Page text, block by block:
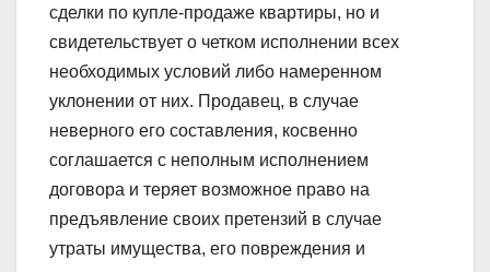
сделки по купле-продаже квартиры, но и
свидетельствует о четком исполнении всех
необходимых условий либо намеренном
уклонении от них. Продавец, в случае
неверного его составления, косвенно
соглашается с неполным исполнением
договора и теряет возможное право на
предъявление своих претензий в случае
утраты имущества, его повреждения и